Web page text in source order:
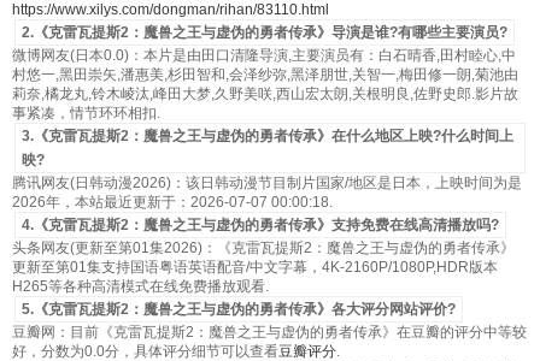
https://www.xilys.com/dongman/rihan/83110.html
2.《克雷瓦提斯2：魔兽之王与虚伪的勇者传承》导演是谁?有哪些主要演员?
微博网友(日本0.0)：本片是由田口清隆导演,主要演员有：白石晴香,田村睦心,中
村悠一,黑田崇矢,潘惠美,杉田智和,会泽纱弥,黑泽朋世,关智一,梅田修一朗,菊池由
莉奈,橘龙丸,铃木崚汰,峰田大梦,久野美咲,西山宏太朗,关根明良,佐野史郎.影片故
事紧凑，情节环环相扣.
3.《克雷瓦提斯2：魔兽之王与虚伪的勇者传承》在什么地区上映?什么时间上
映?
腾讯网友(日韩动漫2026)：该日韩动漫节目制片国家/地区是日本，上映时间为是
2026年，本站最近更新于：2026-07-07 00:00:18.
4.《克雷瓦提斯2：魔兽之王与虚伪的勇者传承》支持免费在线高清播放吗?
头条网友(更新至第01集2026)：《克雷瓦提斯2：魔兽之王与虚伪的勇者传承》
更新至第01集支持国语粤语英语配音/中文字幕，4K-2160P/1080P,HDR版本
H265等各种高清模式在线免费播放观看.
5.《克雷瓦提斯2：魔兽之王与虚伪的勇者传承》各大评分网站评价?
豆瓣网：目前《克雷瓦提斯2：魔兽之王与虚伪的勇者传承》在豆瓣的评分中等较
好，分数为0.0分，具体评分细节可以查看豆瓣评分.